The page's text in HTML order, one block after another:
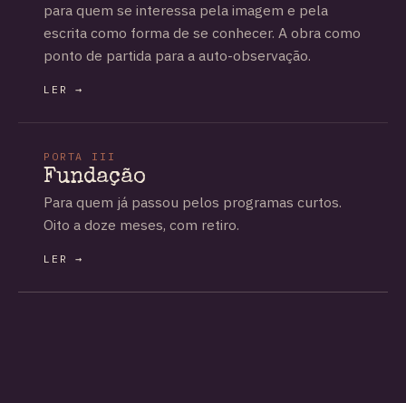
para quem se interessa pela imagem e pela
escrita como forma de se conhecer. A obra como
ponto de partida para a auto-observação.
LER →
PORTA III
Fundação
Para quem já passou pelos programas curtos.
Oito a doze meses, com retiro.
LER →